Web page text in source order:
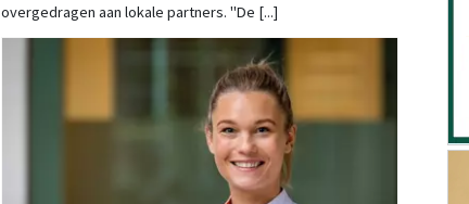
overgedragen aan lokale partners. "De [...]